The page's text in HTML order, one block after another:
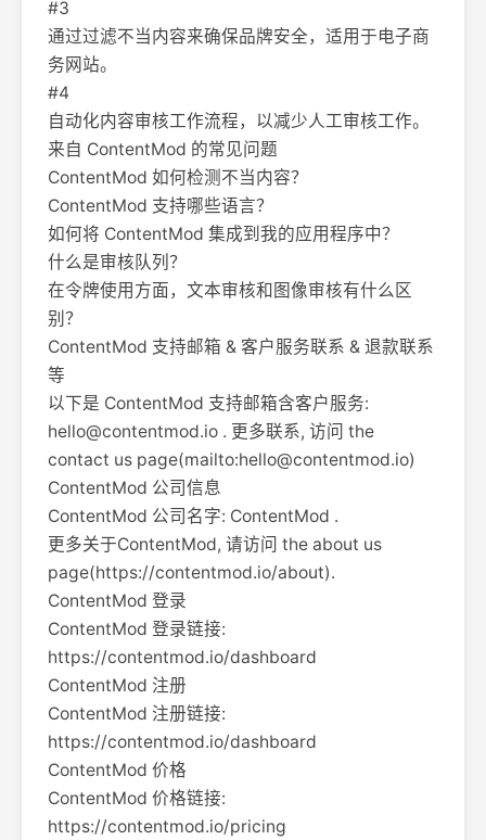
#3
通过过滤不当内容来确保品牌安全，适用于电子商
务网站。
#4
自动化内容审核工作流程，以减少人工审核工作。
来自 ContentMod 的常见问题
ContentMod 如何检测不当内容？
ContentMod 支持哪些语言？
如何将 ContentMod 集成到我的应用程序中？
什么是审核队列？
在令牌使用方面，文本审核和图像审核有什么区
别？
ContentMod 支持邮箱 & 客户服务联系 & 退款联系
等
以下是 ContentMod 支持邮箱含客户服务:
hello@contentmod.io . 更多联系, 访问 the
contact us page(mailto:hello@contentmod.io)
ContentMod 公司信息
ContentMod 公司名字: ContentMod .
更多关于ContentMod, 请访问 the about us
page(https://contentmod.io/about).
ContentMod 登录
ContentMod 登录链接:
https://contentmod.io/dashboard
ContentMod 注册
ContentMod 注册链接:
https://contentmod.io/dashboard
ContentMod 价格
ContentMod 价格链接:
https://contentmod.io/pricing